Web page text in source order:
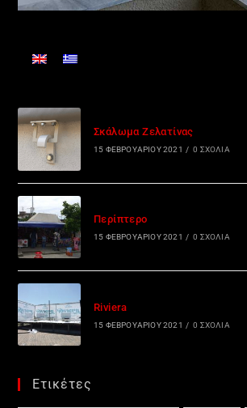
Σκάλωμα Ζελατίνας
15 ΦΕΒΡΟΥΑΡΊΟΥ 2021 / 0 ΣΧΌΛΙΑ
Περίπτερο
15 ΦΕΒΡΟΥΑΡΊΟΥ 2021 / 0 ΣΧΌΛΙΑ
Riviera
15 ΦΕΒΡΟΥΑΡΊΟΥ 2021 / 0 ΣΧΌΛΙΑ
Ετικέτες